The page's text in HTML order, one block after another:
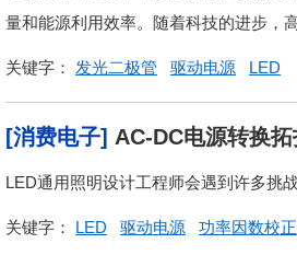
量和能源利用效率。随着科技的进步，
关键字： 发光二极管 驱动电源 LED
[消费电子] AC-DC电源转换
LED通用照明设计工程师会遇到许多挑
关键字： LED 驱动电源 功率因数校正